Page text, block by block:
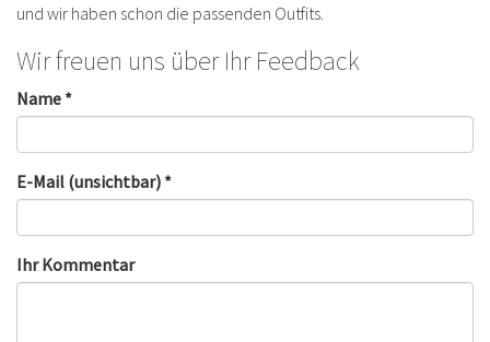
und wir haben schon die passenden Outfits.
Wir freuen uns über Ihr Feedback
Name *
E-Mail (unsichtbar) *
Ihr Kommentar